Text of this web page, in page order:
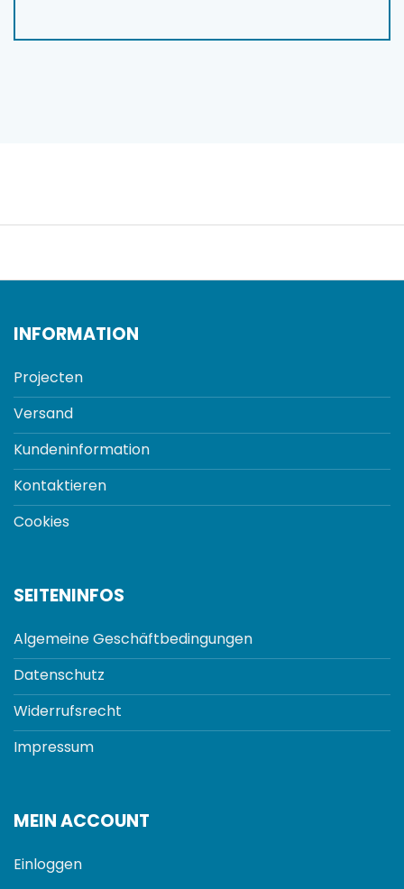
INFORMATION
Projecten
Versand
Kundeninformation
Kontaktieren
Cookies
SEITENINFOS
Algemeine Geschäftbedingungen
Datenschutz
Widerrufsrecht
Impressum
MEIN ACCOUNT
Einloggen